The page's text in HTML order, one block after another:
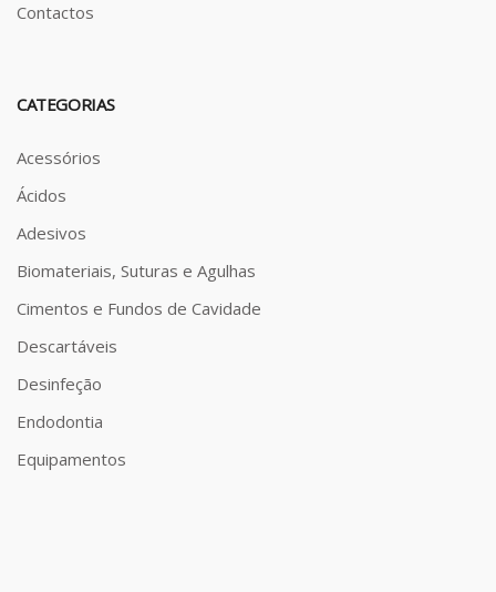
Contactos
CATEGORIAS
Acessórios
Ácidos
Adesivos
Biomateriais, Suturas e Agulhas
Cimentos e Fundos de Cavidade
Descartáveis
Desinfeção
Endodontia
Equipamentos